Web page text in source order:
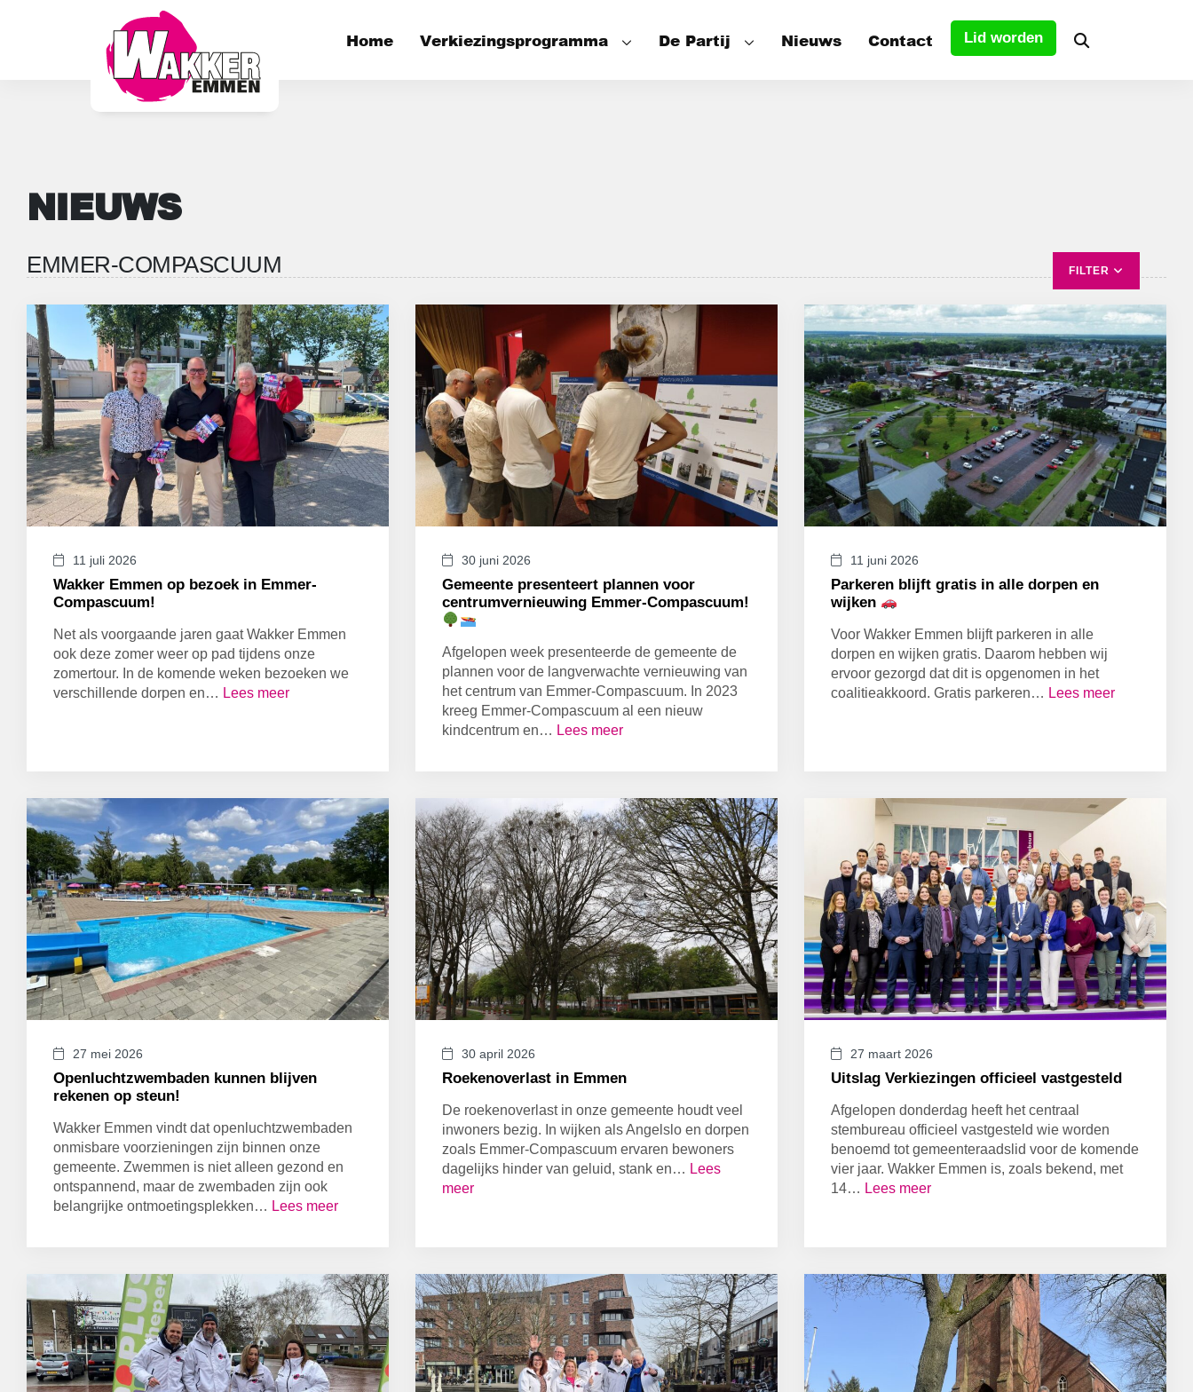
Home Verkiezingsprogramma De Partij Nieuws Contact Lid worden
NIEUWS
EMMER-COMPASCUUM FILTER
ALLES
EMMER-COMPASCUUM
ERICA
FINANCIËN
GEEN CATEGORIE
KLAZIENAVEEN
LOKALE POLITIEK
MILIEU & DUURZAAMHEID
NIEUW-AMSTERDAM / VEENOORD
NIEUW-DORDRECHT / ORANJEDORP
SOCIALE ZAKEN
VEILIGHEID
WEERDINGE / NIEUW-WEERDINGE
WEITEVEEN
ZWARTEMEER / BARGER-COMPASCUUM
11 juli 2026
Wakker Emmen op bezoek in Emmer-
Compascuum!
Net als voorgaande jaren gaat Wakker Emmen
ook deze zomer weer op pad tijdens onze
zomertour. In de komende weken bezoeken we
verschillende dorpen en… Lees meer
30 juni 2026
Gemeente presenteert plannen voor
centrumvernieuwing Emmer-Compascuum!
Afgelopen week presenteerde de gemeente de
plannen voor de langverwachte vernieuwing van
het centrum van Emmer-Compascuum. In 2023
kreeg Emmer-Compascuum al een nieuw
kindcentrum en… Lees meer
11 juni 2026
Parkeren blijft gratis in alle dorpen en
wijken
Voor Wakker Emmen blijft parkeren in alle
dorpen en wijken gratis. Daarom hebben wij
ervoor gezorgd dat dit is opgenomen in het
coalitieakkoord. Gratis parkeren… Lees meer
27 mei 2026
Openluchtzwembaden kunnen blijven
rekenen op steun!
Wakker Emmen vindt dat openluchtzwembaden
onmisbare voorzieningen zijn binnen onze
gemeente. Zwemmen is niet alleen gezond en
ontspannend, maar de zwembaden zijn ook
belangrijke ontmoetingsplekken… Lees meer
30 april 2026
Roekenoverlast in Emmen
De roekenoverlast in onze gemeente houdt veel
inwoners bezig. In wijken als Angelslo en dorpen
zoals Emmer-Compascuum ervaren bewoners
dagelijks hinder van geluid, stank en… Lees
meer
27 maart 2026
Uitslag Verkiezingen officieel vastgesteld
Afgelopen donderdag heeft het centraal
stembureau officieel vastgesteld wie worden
benoemd tot gemeenteraadslid voor de komende
vier jaar. Wakker Emmen is, zoals bekend, met
14… Lees meer